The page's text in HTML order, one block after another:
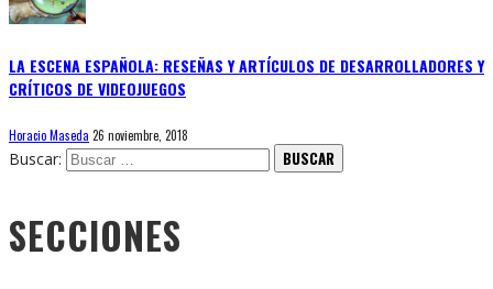
LA ESCENA ESPAÑOLA: RESEÑAS Y ARTÍCULOS DE DESARROLLADORES Y
CRÍTICOS DE VIDEOJUEGOS
Horacio Maseda 26 noviembre, 2018
Buscar:
SECCIONES